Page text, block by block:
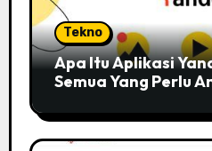
Tekno
Apa Itu Aplikasi
Semua Yang Perlu